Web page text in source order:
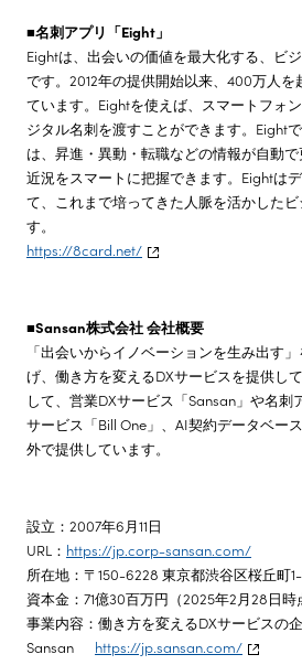
■名刺アプリ「Eight」
Eightは、出会いの価値を最大化する、ビ
です。2012年の提供開始以来、400万人
ています。Eightを使えば、スマートフォ
ジタル名刺を渡すことができます。Eight
は、昇進・異動・転職などの情報が自動
近況をスマートに把握できます。Eightは
て、これまで培ってきた人脈を活かした
す。
https://8card.net/
■Sansan株式会社 会社概要
「出会いからイノベーションを生み出す
げ、働き方を変えるDXサービスを提供し
して、営業DXサービス「Sansan」や名刺
サービス「Bill One」、AI契約データベー
外で提供しています。
設立：2007年6月11日
URL： https://jp.corp-sansan.com/
所在地：〒150-6228 東京都渋谷区桜丘町
資本金：71億30百万円（2025年2月28日時
事業内容：働き方を変えるDXサービスの
Sansan https://jp.sansan.com/